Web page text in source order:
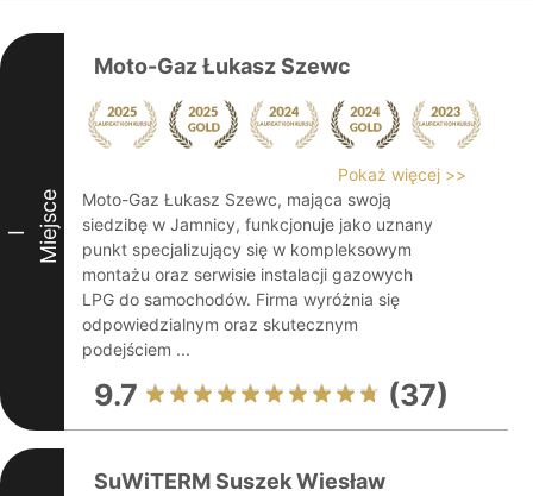
I Miejsce
Moto-Gaz Łukasz Szewc
Pokaż więcej >>
Moto-Gaz Łukasz Szewc, mająca swoją
siedzibę w Jamnicy, funkcjonuje jako uznany
punkt specjalizujący się w kompleksowym
montażu oraz serwisie instalacji gazowych
LPG do samochodów. Firma wyróżnia się
odpowiedzialnym oraz skutecznym
podejściem ...
9.7 (37)
SuWiTERM Suszek Wiesław